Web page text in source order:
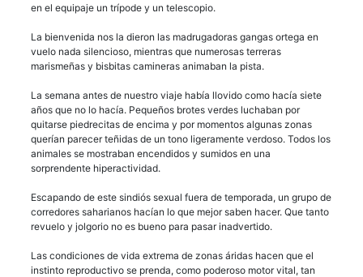
en el equipaje un trípode y un telescopio.
La bienvenida nos la dieron las madrugadoras gangas ortega en
vuelo nada silencioso, mientras que numerosas terreras
marismeñas y bisbitas camineras animaban la pista.
La semana antes de nuestro viaje había llovido como hacía siete
años que no lo hacía. Pequeños brotes verdes luchaban por
quitarse piedrecitas de encima y por momentos algunas zonas
querían parecer teñidas de un tono ligeramente verdoso. Todos los
animales se mostraban encendidos y sumidos en una
sorprendente hiperactividad.
Escapando de este sindiós sexual fuera de temporada, un grupo de
corredores saharianos hacían lo que mejor saben hacer. Que tanto
revuelo y jolgorio no es bueno para pasar inadvertido.
Las condiciones de vida extrema de zonas áridas hacen que el
instinto reproductivo se prenda, como poderoso motor vital, tan